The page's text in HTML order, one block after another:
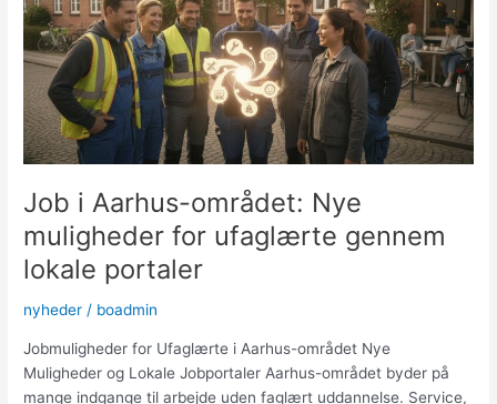
Job i Aarhus-området: Nye
muligheder for ufaglærte gennem
lokale portaler
nyheder / boadmin
Jobmuligheder for Ufaglærte i Aarhus-området Nye
Muligheder og Lokale Jobportaler Aarhus-området byder på
mange indgange til arbejde uden faglært uddannelse. Service,